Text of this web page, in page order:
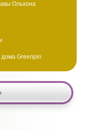
Ольхона
дома Greenpin